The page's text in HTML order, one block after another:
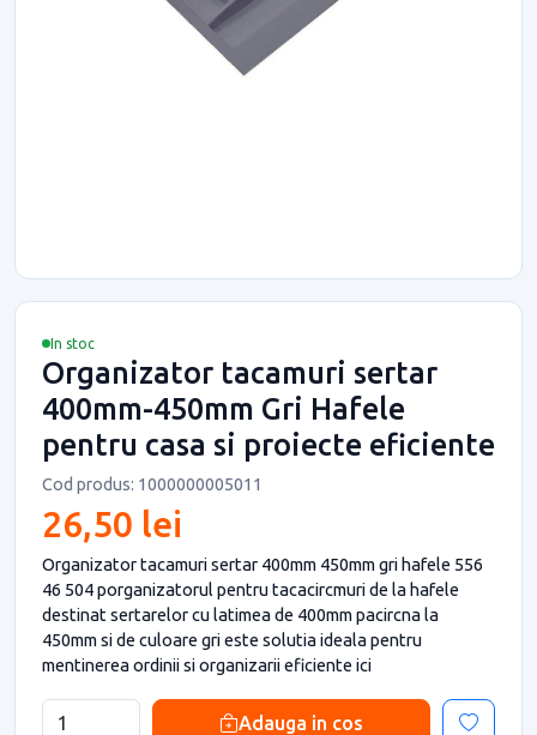
In stoc
Organizator tacamuri sertar
400mm-450mm Gri Hafele
pentru casa si proiecte eficiente
Cod produs: 1000000005011
26,50 lei
Organizator tacamuri sertar 400mm 450mm gri hafele 556
46 504 porganizatorul pentru tacacircmuri de la hafele
destinat sertarelor cu latimea de 400mm pacircna la
450mm si de culoare gri este solutia ideala pentru
mentinerea ordinii si organizarii eficiente ici
Adauga in cos